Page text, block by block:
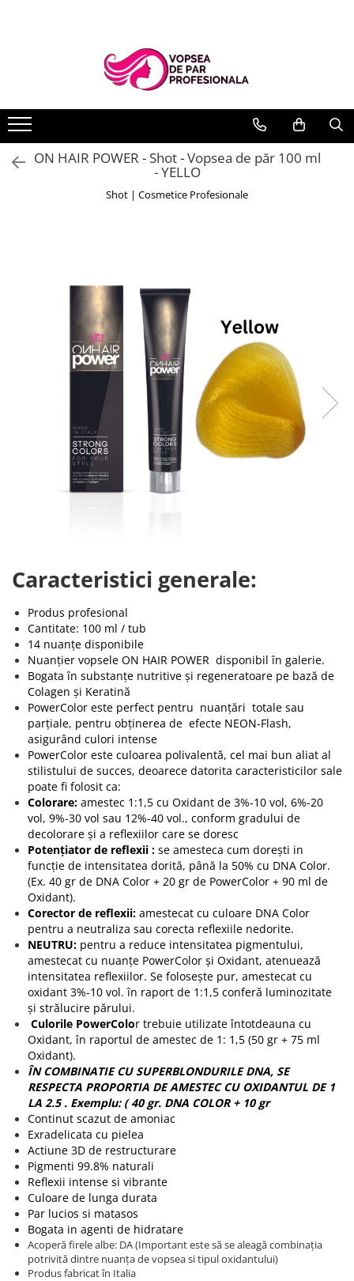
SHOT
ON HAIR POWER - Shot - Vopsea de păr 100 ml
- YELLO
Shot | Cosmetice Profesionale
Caracteristici generale:
Produs profesional
Cantitate: 100 ml / tub
14 nuanțe disponibile
Nuanțier vopsele ON HAIR POWER disponibil în galerie.
Bogata în substanțe nutritive și regeneratoare pe bază de
Colagen și Keratină
PowerColor este perfect pentru nuanțări totale sau
parțiale, pentru obținerea de efecte NEON-Flash,
asigurând culori intense
PowerColor este culoarea polivalentă, cel mai bun aliat al
stilistului de succes, deoarece datorita caracteristicilor sale
poate fi folosit ca:
Colorare: amestec 1:1,5 cu Oxidant de 3%-10 vol, 6%-20
vol, 9%-30 vol sau 12%-40 vol., conform gradului de
decolorare și a reflexiilor care se doresc
Potențiator de reflexii : se amesteca cum dorești in
funcție de intensitatea dorită, până la 50% cu DNA Color.
(Ex. 40 gr de DNA Color + 20 gr de PowerColor + 90 ml de
Oxidant).
Corector de reflexii: amestecat cu culoare DNA Color
pentru a neutraliza sau corecta reflexiile nedorite.
NEUTRU: pentru a reduce intensitatea pigmentului,
amestecat cu nuanțe PowerColor și Oxidant, atenuează
intensitatea reflexiilor. Se folosește pur, amestecat cu
oxidant 3%-10 vol. în raport de 1:1,5 conferă luminozitate
și strălucire părului.
Culorile PowerColor trebuie utilizate întotdeauna cu
Oxidant, în raportul de amestec de 1: 1,5 (50 gr + 75 ml
Oxidant).
ÎN COMBINATIE CU SUPERBLONDURILE DNA, SE
RESPECTA PROPORTIA DE AMESTEC CU OXIDANTUL DE 1
LA 2.5 . Exemplu: ( 40 gr. DNA COLOR + 10 gr
Continut scazut de amoniac
Exradelicata cu pielea
Actiune 3D de restructurare
Pigmenti 99.8% naturali
Reflexii intense si vibrante
Culoare de lunga durata
Par lucios si matasos
Bogata in agenti de hidratare
Acoperă firele albe: DA (Important este să se aleagă combinația
potrivită dintre nuanța de vopsea si tipul oxidantului)
Produs fabricat în Italia